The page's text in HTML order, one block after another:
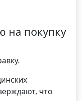
на покупку
что